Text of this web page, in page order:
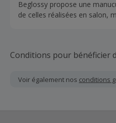
Beglossy propose une
de celles réalisées en salon,
Conditions pour bénéficier
Voir également nos conditions